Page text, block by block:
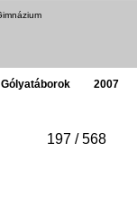
Gólyatáborok 2007
197 / 568